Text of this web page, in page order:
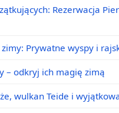
Rezerwacja
Prywatne wyspy i
– odkryj ich magię zimą
wulkan Teide i